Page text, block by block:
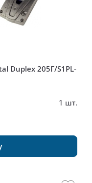
Duplex 205Г/S1PL-
1 шт.